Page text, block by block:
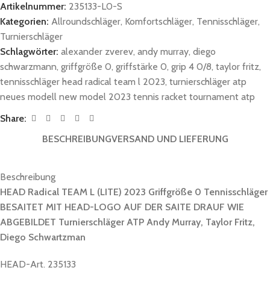
Artikelnummer: 235133-L0-S
Kategorien: Allroundschläger, Komfortschläger, Tennisschläger,
Turnierschläger
Schlagwörter: alexander zverev, andy murray, diego
schwarzmann, griffgröße 0, griffstärke 0, grip 4 0/8, taylor fritz,
tennisschläger head radical team l 2023, turnierschläger atp
neues modell new model 2023 tennis racket tournament atp
Share:
BESCHREIBUNGVERSAND UND LIEFERUNG
Beschreibung
HEAD Radical TEAM L (LITE) 2023 Griffgröße 0 Tennisschläger
BESAITET MIT HEAD-LOGO AUF DER SAITE DRAUF WIE
ABGEBILDET Turnierschläger ATP Andy Murray, Taylor Fritz,
Diego Schwartzman
HEAD-Art. 235133